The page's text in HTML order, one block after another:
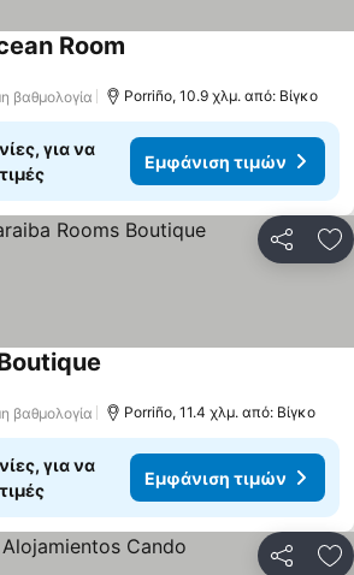
Room
βαθμολογία Porriño, 10.9 χλμ. από: Βίγκο
για να
Εμφάνιση τιμών
βαθμολογία Porriño, 11.4 χλμ. από: Βίγκο
για να
Εμφάνιση τιμών